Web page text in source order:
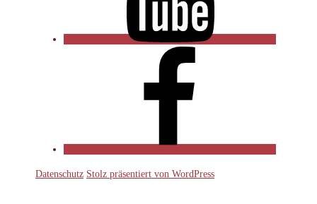
Datenschutz Stolz präsentiert von WordPress